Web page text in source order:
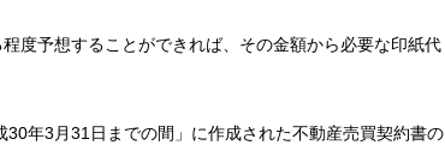
度予想することができれば、その金額から必要な印紙代
年3月31日までの間」に作成された不動産売買契約書の